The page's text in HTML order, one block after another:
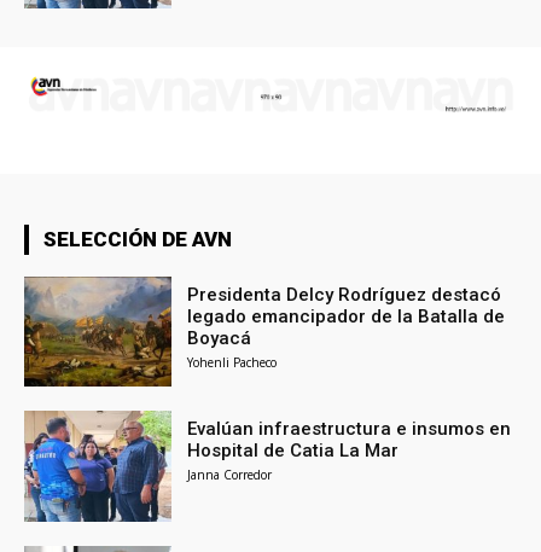
SELECCIÓN DE AVN
Presidenta Delcy Rodríguez destacó
legado emancipador de la Batalla de
Boyacá
Yohenli Pacheco
Evalúan infraestructura e insumos en
Hospital de Catia La Mar
Janna Corredor